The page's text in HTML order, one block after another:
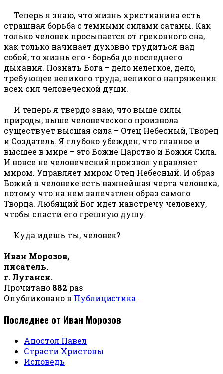
Теперь я знаю, что жизнь христианина есть
страшная борьба с темными силами сатаны. Как
только человек просыпается от греховного сна,
как только начинает духовно трудиться над
собой, то жизнь его - борьба до последнего
дыхания. Познать Бога – дело нелегкое, дело,
требующее великого труда, великого напряжения
всех сил человеческой души.
И теперь я твердо знаю, что выше силы
природы, выше человеческого произвола
существует высшая сила – Отец Небесный, Творец
и Создатель. Я глубоко убежден, что главное и
высшее в мире – это Божие Царство и Божия Сила.
И вовсе не человеческий произвол управляет
миром. Управляет миром Отец Небесный. И образ
Божий в человеке есть важнейшая черта человека,
потому что на нем запечатлен образ самого
Творца. Любящий Бог идет навстречу человеку,
чтобы спасти его грешную душу.
Куда идешь ты, человек?
Иван Морозов,
писатель.
г. Луганск.
Прочитано 882 раз
Опубликовано в Публицистика
Последнее от Иван Морозов
Апостол Павел
Страсти Христовы
Исповедь